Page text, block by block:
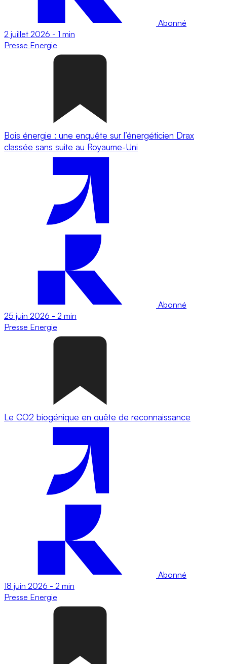
Abonné
2 juillet 2026 - 1 min
Presse Energie
Bois énergie : une enquête sur l’énergéticien Drax
classée sans suite au Royaume-Uni
Abonné
25 juin 2026 - 2 min
Presse Energie
Le CO2 biogénique en quête de reconnaissance
Abonné
18 juin 2026 - 2 min
Presse Energie